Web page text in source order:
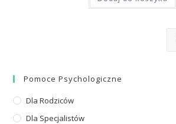
Pomoce Psychologiczne
Dla Rodziców
Dla Specjalistów